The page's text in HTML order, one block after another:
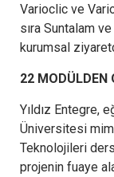
Varioclic ve
sıra Suntalam
kurumsal
22 MODÜLDEN
Yıldız Entegre,
Üniversitesi
Teknolojileri ders
projenin fuaye